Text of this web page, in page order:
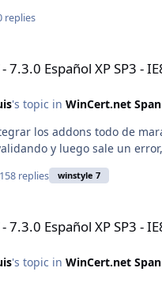
replies
Español XP SP3 -
's topic in WinCert.net
los addons todo de
y luego sale un
replies winstyle 7
Español XP SP3 -
's topic in WinCert.net